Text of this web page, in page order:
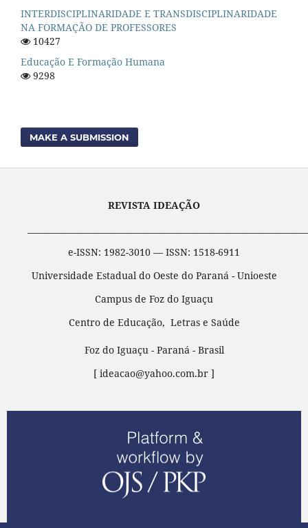
INTERDISCIPLINARIDADE E TRANSDISCIPLINARIDADE
NA FORMAÇÃO DE PROFESSORES
10427
Educação E Formação Humana
9298
MAKE A SUBMISSION
REVISTA IDEAÇÃO
e-ISSN: 1982-3010 — ISSN: 1518-6911
Universidade Estadual do Oeste do Paraná - Unioeste
Campus de Foz do Iguaçu
Centro de Educação, Letras e Saúde
Foz do Iguaçu - Paraná - Brasil
[ ideacao@yahoo.com.br ]